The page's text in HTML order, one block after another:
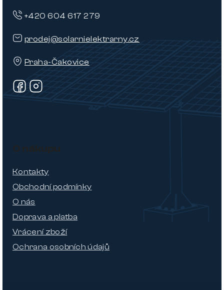
prodej@solarnielektrarny.cz
Praha-Čakovice
+420 604 617 279
O nákupu
Kontakty
Obchodní podmínky
O nás
Doprava a platba
Vrácení zboží
Ochrana osobních údajů